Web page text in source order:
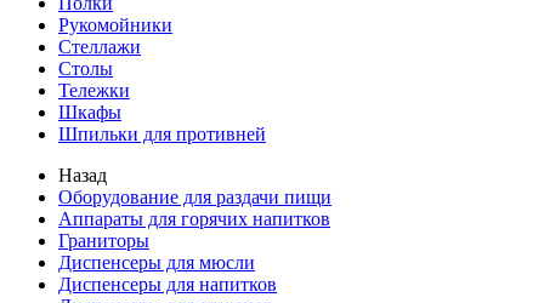
Рукомойники
Стеллажи
Столы
Тележки
Шкафы
Шпильки для противней
Назад
Оборудование для раздачи пищи
Аппараты для горячих напитков
Граниторы
Диспенсеры для мюсли
Диспенсеры для напитков